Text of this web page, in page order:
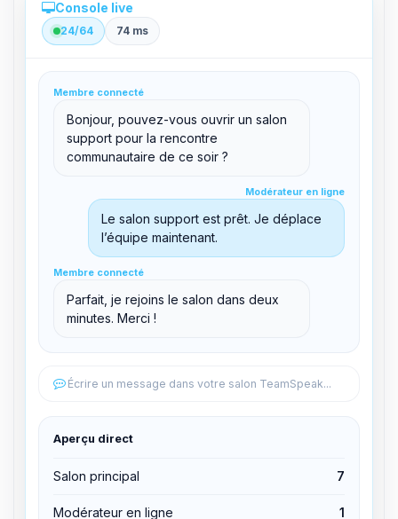
Console live
24/64 74 ms
Membre connecté
Bonjour, pouvez-vous ouvrir un salon
support pour la rencontre
communautaire de ce soir ?
Modérateur en ligne
Le salon support est prêt. Je déplace
l’équipe maintenant.
Membre connecté
Parfait, je rejoins le salon dans deux
minutes. Merci !
Écrire un message dans votre salon TeamSpeak...
Aperçu direct
Salon principal 7
Modérateur en ligne 1
clid 42
Modérateur en ligne
support@boxtoplay.com
Salon principal
Éditer les permissions
Expulser du canal